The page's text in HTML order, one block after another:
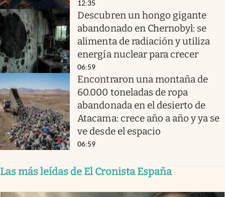
12:35
Descubren un hongo gigante
abandonado en Chernobyl: se
alimenta de radiación y utiliza
energía nuclear para crecer
06:59
Encontraron una montaña de
60.000 toneladas de ropa
abandonada en el desierto de
Atacama: crece año a año y ya se
ve desde el espacio
06:59
Las más leídas de El Cronista España